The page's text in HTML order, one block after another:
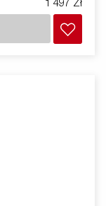
1 497 Zł